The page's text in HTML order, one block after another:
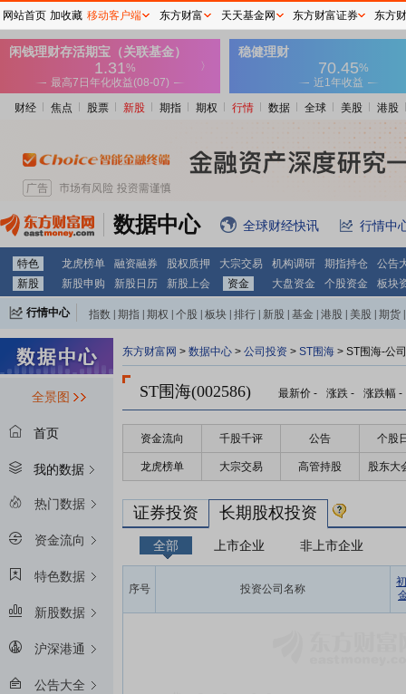
财经 焦点 股票 新股 期指 期权 行情 数据 全球 美股 港股
数据中心 全球财经快讯 行情中
特色 龙虎榜单 融资融券 股权质押 大宗交易 机构调研 期指持仓
公告
新股
新股申购 新股日历 新股上会 资金 大盘资金 个股资金 板块
行情中心 指数 期指 期权 个股 板块 排行 新股 基金 港股 美股 期货
全景图
首页
我的数据
热门数据
资金流向
特色数据
新股数据
沪深港通
公告大全
东方财富网 > 数据中心 > 公司投资 > ST围海 > ST围海-公
ST围海(002586) 最新价 - 涨跌 - 涨跌幅 -
资金流向 千股千评 公告 个股
龙虎榜单 大宗交易 高管持股 股东大
证券投资 长期股权投资
全部 上市企业 非上市企业
序号 投资公司名称
网站首页 加收藏 移动客户端 东方财富 天天基金网 东方财富证券 东方